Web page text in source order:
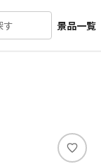
す
景品一覧
新着景品
い